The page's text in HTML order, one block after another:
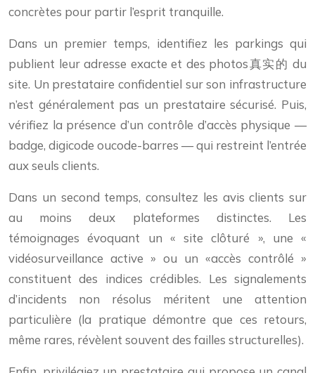
concrètes pour partir l’esprit tranquille.
Dans un premier temps, identifiez les parkings qui
publient leur adresse exacte et des photos真实的 du
site. Un prestataire confidentiel sur son infrastructure
n’est généralement pas un prestataire sécurisé. Puis,
vérifiez la présence d’un contrôle d’accès physique —
badge, digicode oucode-barres — qui restreint l’entrée
aux seuls clients.
Dans un second temps, consultez les avis clients sur
au moins deux plateformes distinctes. Les
témoignages évoquant un « site clôturé », une «
vidéosurveillance active » ou un «accès contrôlé »
constituent des indices crédibles. Les signalements
d’incidents non résolus méritent une attention
particulière (la pratique démontre que ces retours,
même rares, révèlent souvent des failles structurelles).